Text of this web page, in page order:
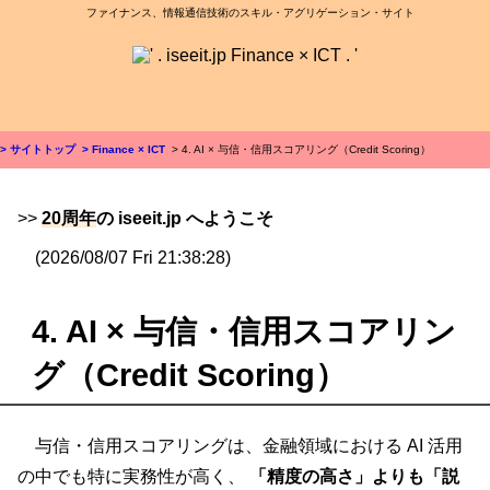
ファイナンス、情報通信技術のスキル・アグリゲーション・サイト
> サイトトップ > Finance × ICT > 4. AI × 与信・信用スコアリング（Credit Scoring）
>> 20周年の iseeit.jp へようこそ
(2026/08/07 Fri 21:38:28)
4. AI × 与信・信用スコアリン
グ（Credit Scoring）
与信・信用スコアリングは、金融領域における AI 活用
の中でも特に実務性が高く、
「精度の高さ」よりも「説